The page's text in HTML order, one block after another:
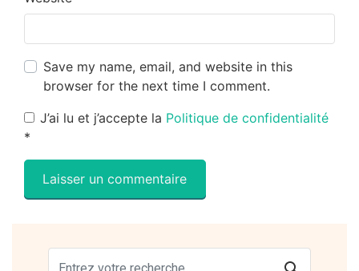
Save my name, email, and website in this
browser for the next time I comment.
J’ai lu et j’accepte la Politique de confidentialité
*